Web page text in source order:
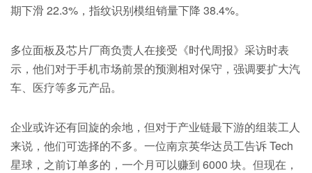
期下滑 22.3%，指纹识别模组销量下降 38.4%。
多位面板及芯片厂商负责人在接受《时代周报》采访时表
示，他们对于手机市场前景的预测相对保守，强调要扩大汽
车、医疗等多元产品。
企业或许还有回旋的余地，但对于产业链最下游的组装工人
来说，他们可选择的不多。一位南京英华达员工告诉 Tech
星球，之前订单多的，一个月可以赚到 6000 块。但现在，